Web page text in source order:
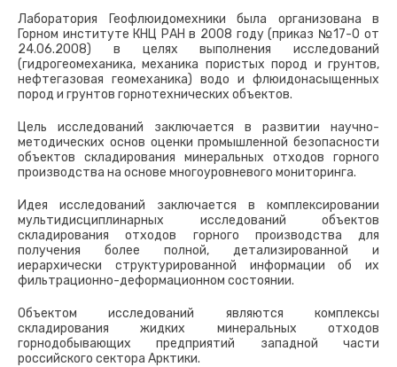
Лаборатория Геофлюидомехники была организована в
Горном институте КНЦ РАН в 2008 году (приказ №17-0 от
24.06.2008) в целях выполнения исследований
(гидрогеомеханика, механика пористых пород и грунтов,
нефтегазовая геомеханика) водо и флюидонасыщенных
пород и грунтов горнотехнических объектов.
Цель исследований заключается в развитии научно-
методических основ оценки промышленной безопасности
объектов складирования минеральных отходов горного
производства на основе многоуровневого мониторинга.
Идея исследований заключается в комплексировании
мультидисциплинарных исследований объектов
складирования отходов горного производства для
получения более полной, детализированной и
иерархически структурированной информации об их
фильтрационно-деформационном состоянии.
Объектом исследований являются комплексы
складирования жидких минеральных отходов
горнодобывающих предприятий западной части
российского сектора Арктики.